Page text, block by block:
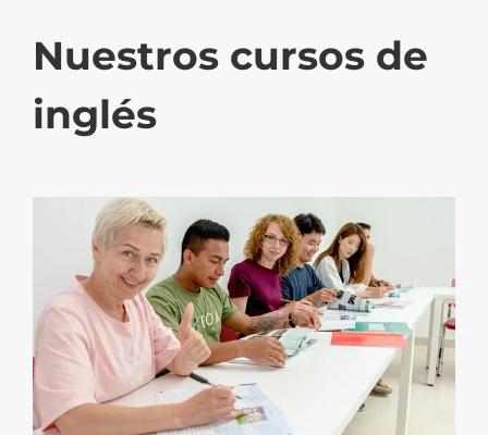
Nuestros cursos de
inglés